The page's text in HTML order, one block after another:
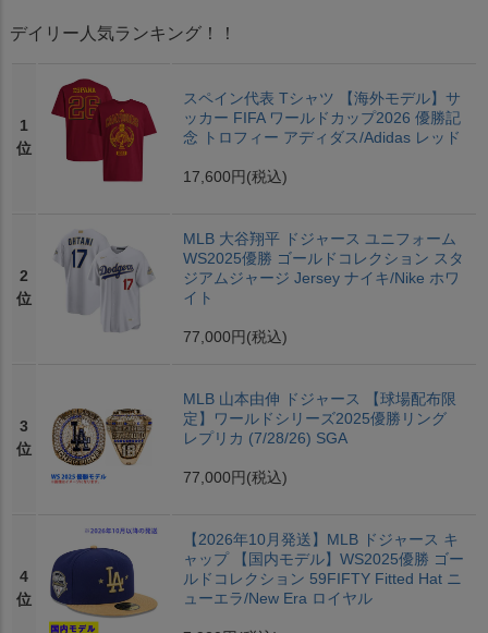
デイリー人気ランキング！！
1
位
スペイン代表 Tシャツ 【海外モデル】サ
ッカー FIFA ワールドカップ2026 優勝記
念 トロフィー アディダス/Adidas レッド
17,600円 (税込)
2
位
MLB 大谷翔平 ドジャース ユニフォーム
WS2025優勝 ゴールドコレクション スタ
ジアムジャージ Jersey ナイキ/Nike ホワ
イト
77,000円 (税込)
3
位
MLB 山本由伸 ドジャース 【球場配布限
定】ワールドシリーズ2025優勝リング
レプリカ (7/28/26) SGA
77,000円 (税込)
4
位
【2026年10月発送】MLB ドジャース キ
ャップ 【国内モデル】WS2025優勝 ゴー
ルドコレクション 59FIFTY Fitted Hat ニ
ューエラ/New Era ロイヤル